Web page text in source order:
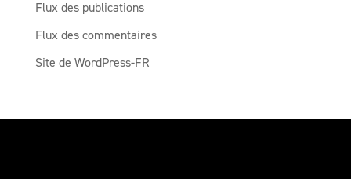
Flux des publications
Flux des commentaires
Site de WordPress-FR